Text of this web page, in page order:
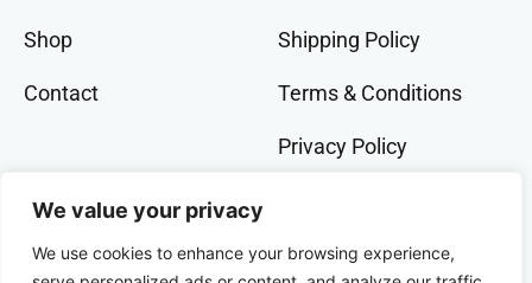
We value your privacy
We use cookies to enhance your browsing experience,
Shop
Contact
Shipping Policy
Terms & Conditions
Privacy Policy
GET IN TOCH
+91 9073 228 386
banglalivestore@gmail.com